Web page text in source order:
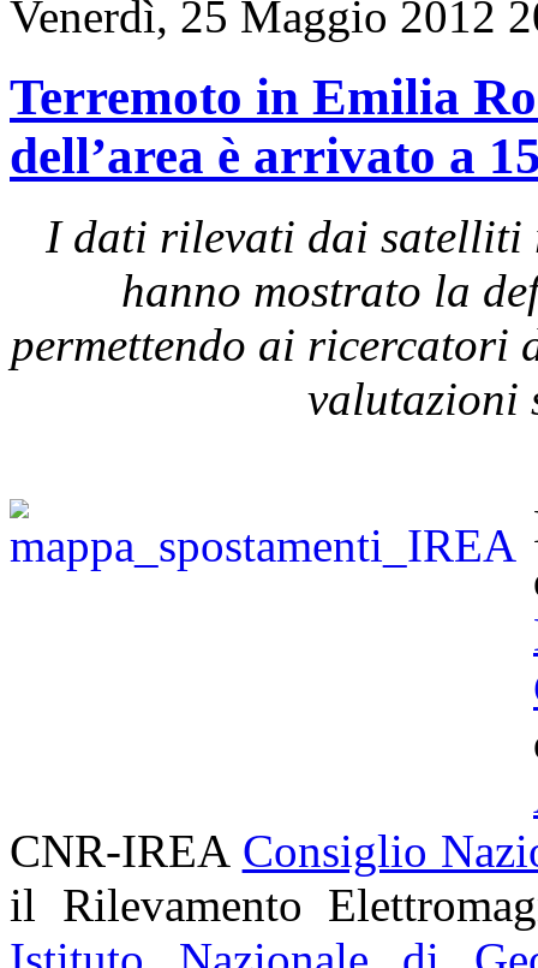
Venerdì, 25 Maggio 2012
Terremoto in Emilia
dell’area è arrivato a
I dati rilevati dai satelliti
hanno mostrato la
permettendo ai ricercatori
valutazioni
CNR-IREA Consiglio
il Rilevamento